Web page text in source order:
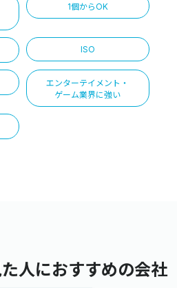
1個からOK
ISO
エンターテイメント・
ゲーム業界に強い
人におすすめの会社